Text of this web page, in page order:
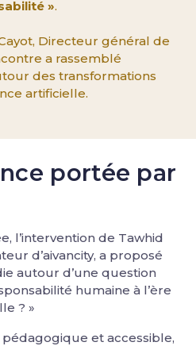
».
Directeur général de
a rassemblé
des transformations
artificielle.
portée par
l’intervention de Tawhid
d’aivancity, a proposé
autour d’une question
humaine à l’ère
? »
et accessible,